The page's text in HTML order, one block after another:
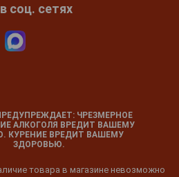
соц. сетях
ЧРЕЗМЕРНОЕ
АЛКОГОЛЯ ВРЕДИТ ВАШЕМУ
КУРЕНИЕ ВРЕДИТ ВАШЕМУ
ЗДОРОВЬЮ.
товара в магазине невозможно